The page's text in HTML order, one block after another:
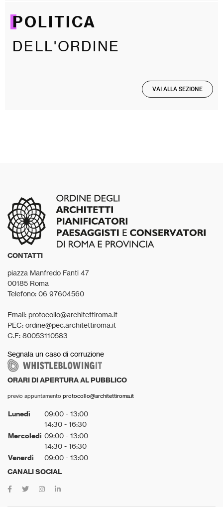
POLITICA
DELL'ORDINE
VAI ALLA SEZIONE
CONTATTI
piazza Manfredo Fanti 47
00185 Roma
Telefono: 06 97604560
Email: protocollo@architettiroma.it
PEC: ordine@pec.architettiroma.it
C.F: 80053110583
Segnala un caso di corruzione
ORARI DI APERTURA AL PUBBLICO
previo appuntamento protocollo@architettiroma.it
Lunedì
09:00 - 13:00
14:30 - 16:30
Mercoledì 09:00 - 13:00
14:30 - 16:30
Venerdì 09:00 - 13:00
CANALI SOCIAL